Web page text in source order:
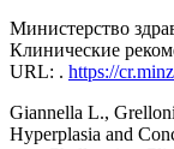
Министерство
Клинические
URL: . https://
Giannella L.,
Hyperplasia and